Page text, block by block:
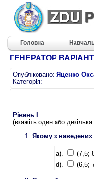
Головна
ГЕНЕРАТОР
Опубліковано: Яценко
Категорія:
Рівень I
(вкажіть один або декілька
Якому з наведених
a). (7,5;
d).
(6,5;